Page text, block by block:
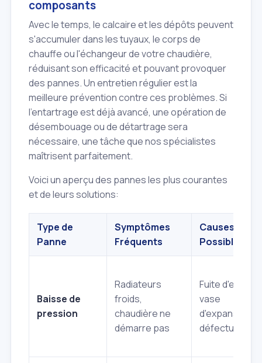
composants
Avec le temps, le calcaire et les dépôts peuvent
s'accumuler dans les tuyaux, le corps de
chauffe ou l'échangeur de votre chaudière,
réduisant son efficacité et pouvant provoquer
des pannes. Un entretien régulier est la
meilleure prévention contre ces problèmes. Si
l'entartrage est déjà avancé, une opération de
désembouage ou de détartrage sera
nécessaire, une tâche que nos spécialistes
maîtrisent parfaitement.
Voici un aperçu des pannes les plus courantes
et de leurs solutions:
Type de
Panne
Symptômes
Fréquents
Causes
Possibles
Baisse de
pression
Radiateurs
froids,
chaudière ne
démarre pas
Fuite d'eau,
vase
d'expansion
défectueux